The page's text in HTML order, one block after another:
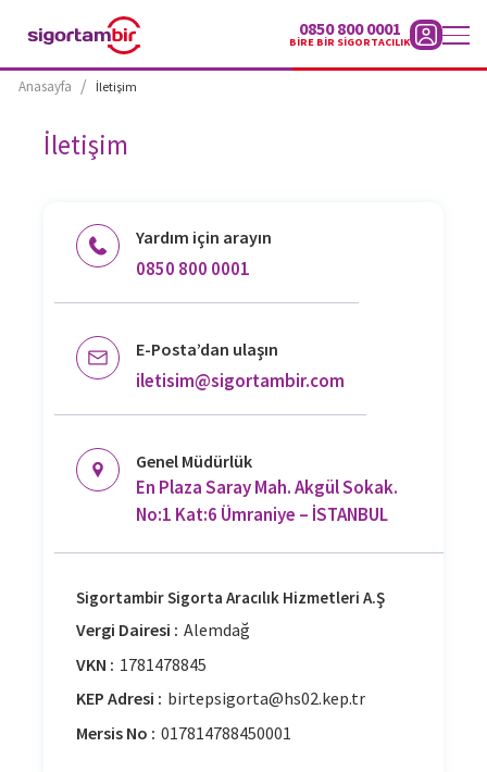
0850 800 0001
BİRE BİR SİGORTACILIK
Anasayfa / İletişim
İletişim
Yardım için arayın
0850 800 0001
E-Posta’dan ulaşın
iletisim@sigortambir.com
Genel Müdürlük
En Plaza Saray Mah. Akgül Sokak.
No:1 Kat:6 Ümraniye – İSTANBUL
Sigortambir Sigorta Aracılık Hizmetleri A.Ş
Vergi Dairesi : Alemdağ
VKN : 1781478845
KEP Adresi : birtepsigorta@hs02.kep.tr
Mersis No : 017814788450001